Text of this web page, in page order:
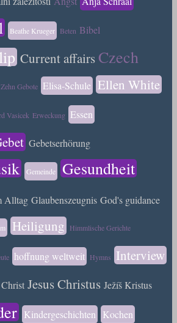
Beathe Krueger Beten Bibel
Current affairs Czech
Gebote Elisa-Schule Ellen White
Vasicek Erweckung Essen
Gebetserhörung
Gemeinde
Gesundheit
Alltag Glaubenszeugnis God's guidance
Heiligung Himmlische Gerichte
hoffnung weltweit Hymns
Interview
Christ Jesus Christus Ježíš Kristus
Kindergeschichten Kochen